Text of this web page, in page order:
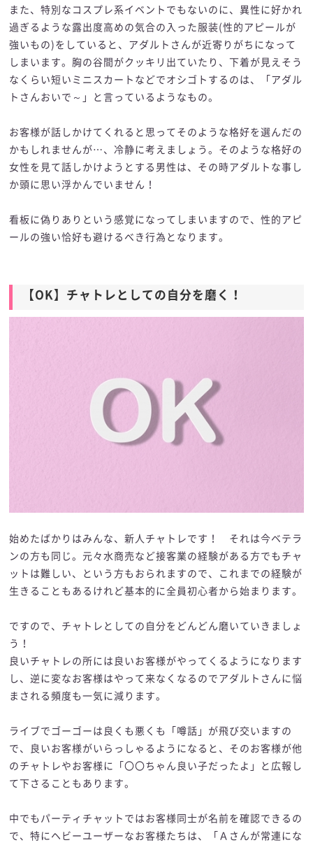
また、特別なコスプレ系イベントでもないのに、異性に好かれ
過ぎるような露出度高めの気合の入った服装(性的アピールが
強いもの)をしていると、アダルトさんが近寄りがちになって
しまいます。胸の谷間がクッキリ出ていたり、下着が見えそう
なくらい短いミニスカートなどでオシゴトするのは、「アダル
トさんおいで～」と言っているようなもの。
お客様が話しかけてくれると思ってそのような格好を選んだの
かもしれませんが…、冷静に考えましょう。そのような格好の
女性を見て話しかけようとする男性は、その時アダルトな事し
か頭に思い浮かんでいません！
看板に偽りありという感覚になってしまいますので、性的アピ
ールの強い恰好も避けるべき行為となります。
【OK】チャトレとしての自分を磨く！
始めたばかりはみんな、新人チャトレです！ それは今ベテラ
ンの方も同じ。元々水商売など接客業の経験がある方でもチャ
ットは難しい、という方もおられますので、これまでの経験が
生きることもあるけれど基本的に全員初心者から始まります。
ですので、チャトレとしての自分をどんどん磨いていきましょ
う！
良いチャトレの所には良いお客様がやってくるようになります
し、逆に変なお客様はやって来なくなるのでアダルトさんに悩
まされる頻度も一気に減ります。
ライブでゴーゴーは良くも悪くも「噂話」が飛び交いますの
で、良いお客様がいらっしゃるようになると、そのお客様が他
のチャトレやお客様に「〇〇ちゃん良い子だったよ」と広報し
て下さることもあります。
中でもパーティチャットではお客様同士が名前を確認できるの
で、特にヘビーユーザーなお客様たちは、「Ａさんが常連にな